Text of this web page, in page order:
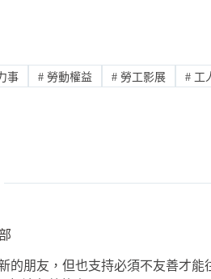
事 # 勞動權益 # 勞工影展 #工
的朋友，但也支持必須不友善才能